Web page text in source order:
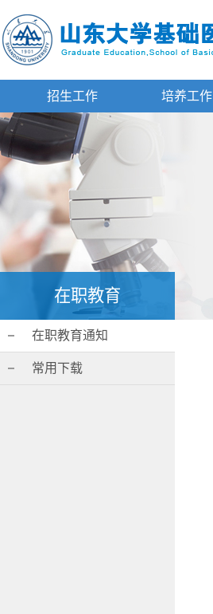
招生工作 培养工作
在职教育
在职教育通知
常用下载